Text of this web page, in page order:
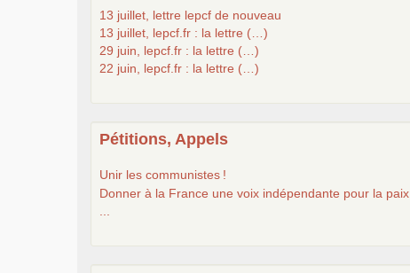
13 juillet, lettre lepcf de nouveau
13 juillet, lepcf.fr : la lettre (…)
29 juin, lepcf.fr : la lettre (…)
22 juin, lepcf.fr : la lettre (…)
Pétitions, Appels
Unir les communistes !
Donner à la France une voix indépendante pour la paix